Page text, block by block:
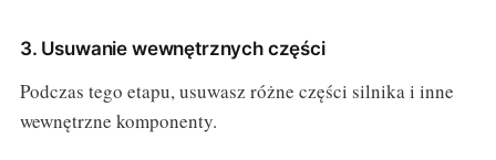
3. Usuwanie wewnętrznych części
Podczas tego etapu, usuwasz różne części silnika i inne
wewnętrzne komponenty.